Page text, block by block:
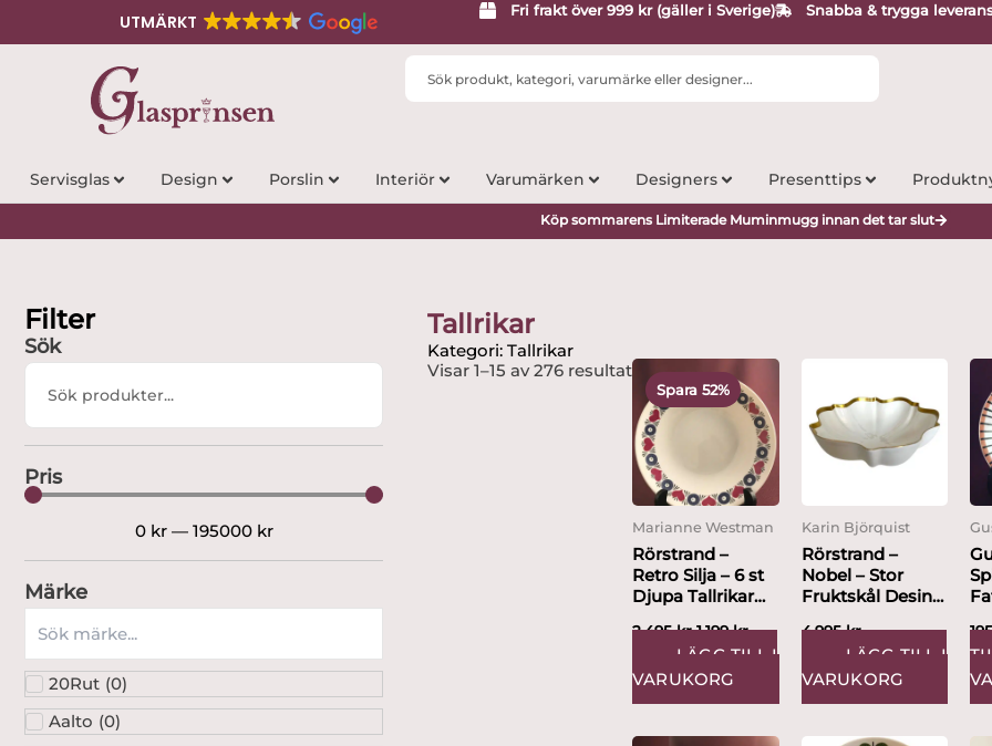
UTMÄRKT
Fri frakt över 999 kr (gäller i Sverige) Snabba & trygga
Search
Servisglas Design Porslin Interiör Varumärken Designers Presenttips
Köp sommarens Limiterade Muminmugg innan det tar slut
Filter
Sök
Search
Pris
0 kr— 195000 kr
Märke
20Rut (0)
Aalto (0)
Tallrikar
Kategori: Tallrikar
Visar 1–15 av 276 resultat
Spara 52%
Marianne Westman
Rörstrand –
Retro Silja – 6 st
Djupa Tallrikar
2,495kr
ursprungliga
priset
2,495 kr.
1,199kr
nuvarande
priset
är:
1,199 kr.
LÄGG TILL I
VARUKORG
Karin Björquist
Rörstrand –
Nobel – Stor
Fruktskål Desin
4,995kr
LÄGG TILL I
VARUKORG